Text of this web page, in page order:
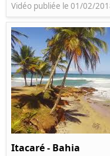
Vidéo publiée le 01/02/
Itacaré - Bahia